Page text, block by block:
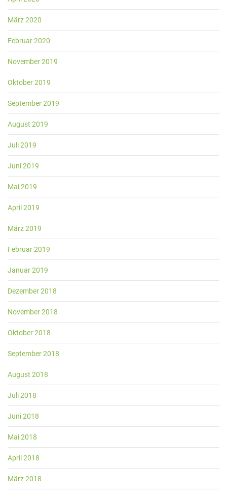
März 2020
Februar 2020
November 2019
Oktober 2019
September 2019
August 2019
Juli 2019
Juni 2019
Mai 2019
April 2019
März 2019
Februar 2019
Januar 2019
Dezember 2018
November 2018
Oktober 2018
September 2018
August 2018
Juli 2018
Juni 2018
Mai 2018
April 2018
März 2018